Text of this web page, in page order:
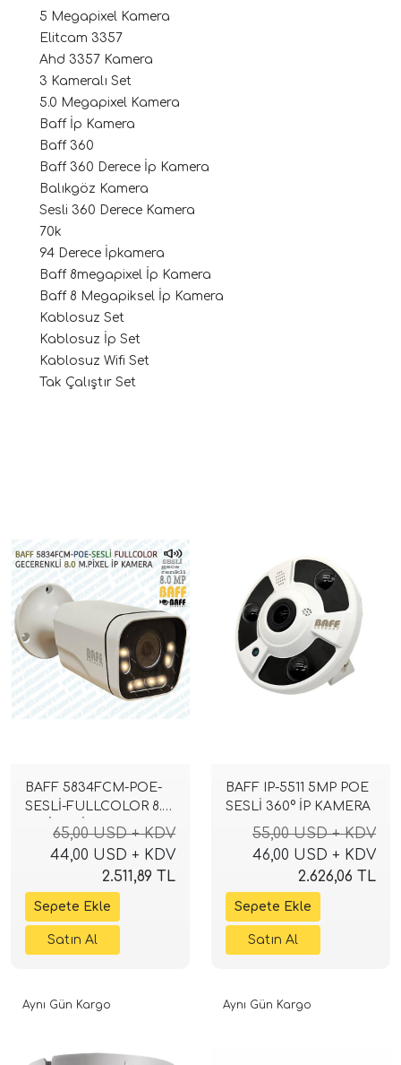
5 Megapixel Kamera
Elitcam 3357
Ahd 3357 Kamera
3 Kameralı Set
5.0 Megapixel Kamera
Baff İp Kamera
Baff 360
Baff 360 Derece İp Kamera
Balıkgöz Kamera
Sesli 360 Derece Kamera
70k
94 Derece İpkamera
Baff 8megapixel İp Kamera
Baff 8 Megapiksel İp Kamera
Kablosuz Set
Kablosuz İp Set
Kablosuz Wifi Set
Tak Çalıştır Set
BAFF 5834FCM-POE-
SESLİ-FULLCOLOR 8.0
M.PİXEL İP KAMERA
65,00 USD + KDV
44,00 USD + KDV
2.511,89 TL
BAFF IP-5511 5MP POE
SESLİ 360° İP KAMERA
55,00 USD + KDV
46,00 USD + KDV
2.626,06 TL
Aynı Gün Kargo Aynı Gün Kargo